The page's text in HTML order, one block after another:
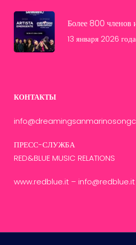
Более 800 членов
13 января 2026 года
КОНТАКТЫ
ПРЕСС-СЛУЖБА
RED&BLUE MUSIC RELATIONS
www.redblue.it– info@redblue.it